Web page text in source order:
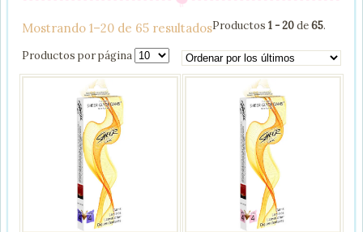
Mostrando 1–20 de 65 resultadosOrdenado
los
últimos
Productos 1 - 20de65.
Productos por página